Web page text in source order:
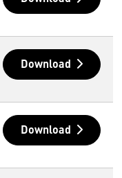
Download
Download